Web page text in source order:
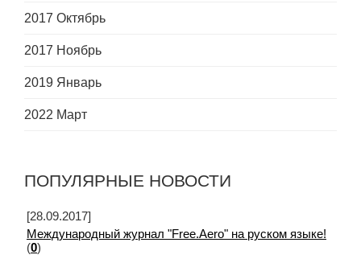
2017 Октябрь
2017 Ноябрь
2019 Январь
2022 Март
ПОПУЛЯРНЫЕ НОВОСТИ
[28.09.2017]
Международный журнал "Free.Aero" на руском языке!
(0)